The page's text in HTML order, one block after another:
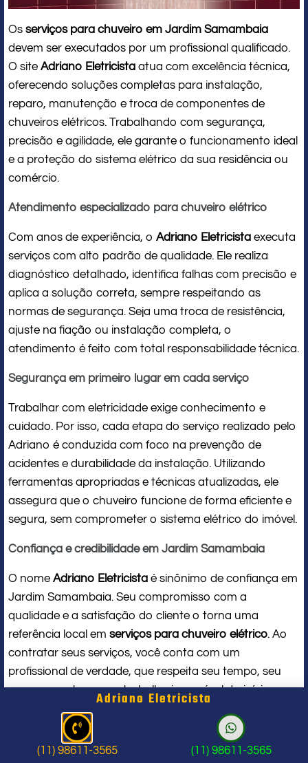
Os serviços para chuveiro em Jardim Samambaia
devem ser executados por um profissional qualificado.
O site Adriano Eletricista atua com excelência técnica,
oferecendo soluções completas para instalação,
reparo, manutenção e troca de componentes de
chuveiros elétricos. Trabalhando com segurança,
precisão e agilidade, ele garante o funcionamento ideal
e a proteção do sistema elétrico da sua residência ou
comércio.
Atendimento especializado para chuveiro elétrico
Com anos de experiência, o Adriano Eletricista executa
serviços com alto padrão de qualidade. Ele realiza
diagnóstico detalhado, identifica falhas com precisão e
aplica a solução correta, sempre respeitando as
normas de segurança. Seja uma troca de resistência,
ajuste na fiação ou instalação completa, o
atendimento é feito com total responsabilidade técnica.
Segurança em primeiro lugar em cada serviço
Trabalhar com eletricidade exige conhecimento e
cuidado. Por isso, cada etapa do serviço realizado pelo
Adriano é conduzida com foco na prevenção de
acidentes e durabilidade da instalação. Utilizando
ferramentas apropriadas e técnicas atualizadas, ele
assegura que o chuveiro funcione de forma eficiente e
segura, sem comprometer o sistema elétrico do imóvel.
Confiança e credibilidade em Jardim Samambaia
O nome Adriano Eletricista é sinônimo de confiança em
Jardim Samambaia. Seu compromisso com a
qualidade e a satisfação do cliente o torna uma
referência local em serviços para chuveiro elétrico. Ao
contratar seus serviços, você conta com um
profissional de verdade, que respeita seu tempo, seu
espaço e entrega um trabalho impecável do início ao
Problema com chuveiro: sinais que
Adriano Eletricista
(11) 98611-3565 (11) 98611-3565